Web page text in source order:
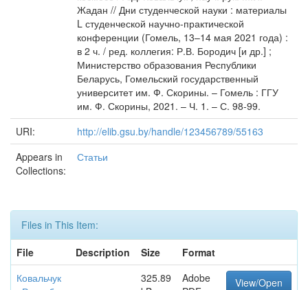
Жадан // Дни студенческой науки : материалы
L студенческой научно-практической
конференции (Гомель, 13–14 мая 2021 года) :
в 2 ч. / ред. коллегия: Р.В. Бородич [и др.] ;
Министерство образования Республики
Беларусь, Гомельский государственный
университет им. Ф. Скорины. – Гомель : ГГУ
им. Ф. Скорины, 2021. – Ч. 1. – С. 98-99.
URI:
http://elib.gsu.by/handle/123456789/55163
Appears in
Collections:
Статьи
Files in This Item:
File
Description Size
Format
Ковальчук
325.89
Adobe
View/Open